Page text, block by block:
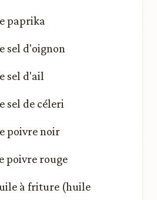
paprika
sel d'oignon
sel d'ail
sel de céleri
poivre noir
poivre rouge
à friture (huile